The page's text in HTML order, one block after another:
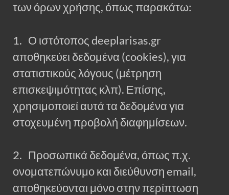
των όρων χρήσης, όπως παρακάτω:
1. Ο ιστότοπος deeplarisas.gr
αποθηκεύει δεδομένα (cookies), για
στατιστικούς λόγους (μέτρηση
επισκεψιμότητας κλπ). Επίσης,
χρησιμοποιεί αυτά τα δεδομένα για
στοχευμένη προβολή διαφημίσεων.
2. Προσωπικά δεδομένα, όπως π.χ.
ονοματεπώνυμο και διεύθυνση email,
αποθηκεύονται μόνο στην περίπτωση